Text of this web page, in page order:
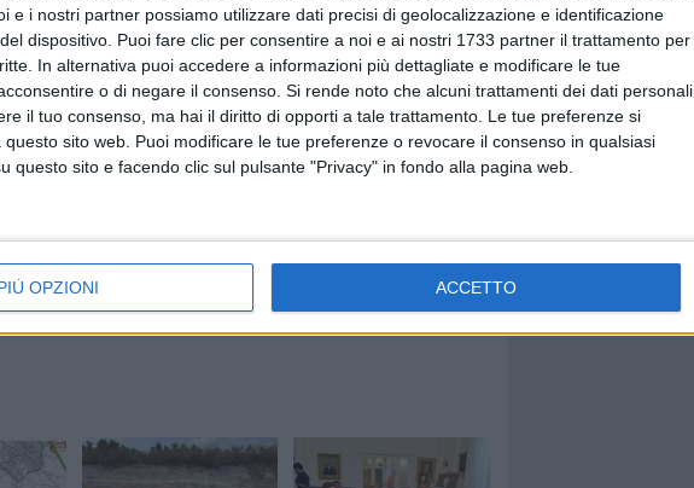
e i nostri partner possiamo utilizzare dati precisi di geolocalizzazione e identificazione
dispositivo. Puoi fare clic per consentire a noi e ai nostri 1733 partner il trattamento per
In alternativa puoi accedere a informazioni più dettagliate e modificare le tue
o di negare il consenso. Si rende noto che alcuni trattamenti dei dati personali
il tuo consenso, ma hai il diritto di opporti a tale trattamento. Le tue preferenze si
sito web. Puoi modificare le tue preferenze o revocare il consenso in qualsiasi
questo sito e facendo clic sul pulsante "Privacy" in fondo alla pagina web.
OPZIONI ACCETTO
LODISPOTO CENTRODESTRA
Siccità e caro gasolio mettono in
ginocchio l'agricoltura pugliese